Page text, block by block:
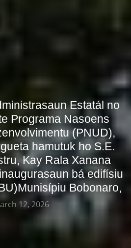
Estatál no
Programa Nasoens
(PNUD),
hamutuk ho S.E.
Kay Rala Xanana
bá edifísiu
Bobonaro,
12, 2026